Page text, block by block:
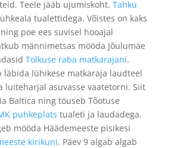
Teele jääb ujumiskoht. Tahku
tualettidega. Võistes on kaks
poe ees suvisel hooajal
männimetsas mööda Jõulumäe
Tolkuse raba matkarajani.
läbida lühikese matkaraja laudteel
luiteharjal asuvasse vaatetorni. Siit
Baltica ning töuseb Tõotuse
puhkeplats tualeti ja laudadega.
mööda Häädemeeste pisikesi
kirikuni. Päev 9 algab algab